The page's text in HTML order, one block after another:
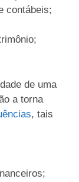
contábeis;
de uma
a torna
, tais